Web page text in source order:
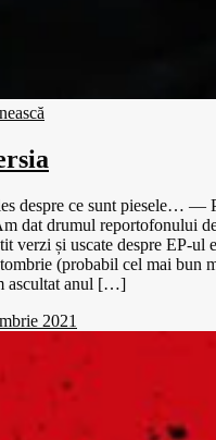
despre ce sunt piesele… —
dat drumul reportofonului
verzi și uscate despre EP-ul
(probabil cel mai bun
ascultat anul […]
2021